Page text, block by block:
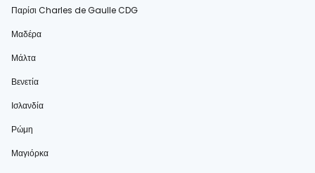
Παρίσι Charles de Gaulle CDG
Μαδέρα
Μάλτα
Βενετία
Ισλανδία
Ρώμη
Μαγιόρκα